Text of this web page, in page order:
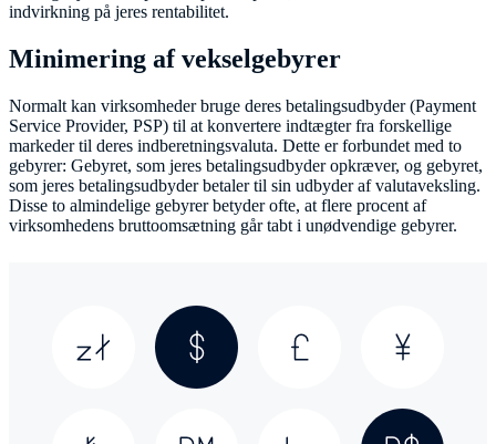
indvirkning på jeres rentabilitet.
Minimering af vekselgebyrer
Normalt kan virksomheder bruge deres betalingsudbyder (Payment
Service Provider, PSP) til at konvertere indtægter fra forskellige
markeder til deres indberetningsvaluta. Dette er forbundet med to
gebyrer: Gebyret, som jeres betalingsudbyder opkræver, og gebyret,
som jeres betalingsudbyder betaler til sin udbyder af valutaveksling.
Disse to almindelige gebyrer betyder ofte, at flere procent af
virksomhedens bruttoomsætning går tabt i unødvendige gebyrer.